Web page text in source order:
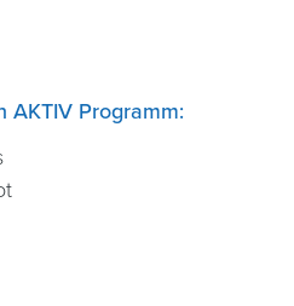
AKTIV Programm: